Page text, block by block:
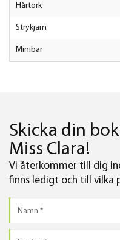
Hårtork
Strykjärn
Minibar
Skicka din
Miss Clara!
Vi återkommer till dig
finns ledigt och till vilka